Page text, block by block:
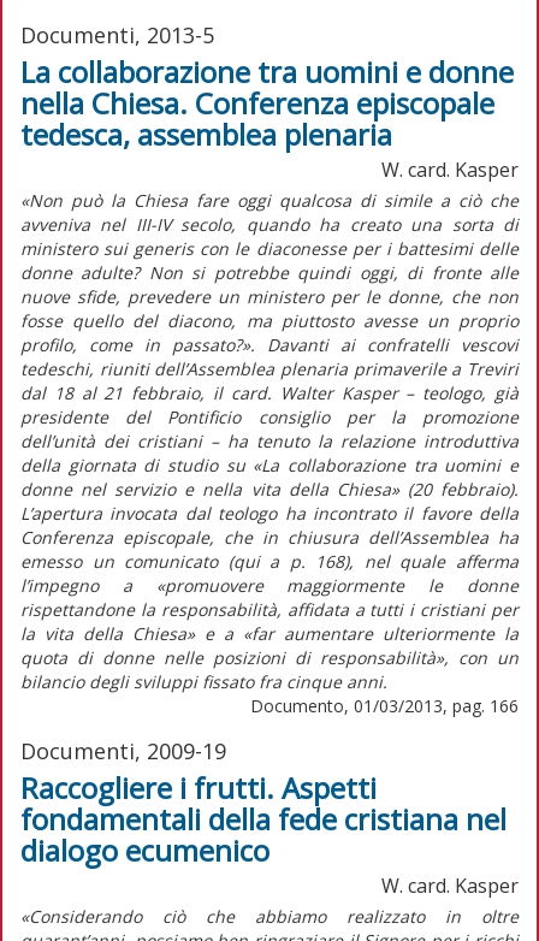
Documenti, 2013-5
La collaborazione tra uomini e donne
nella Chiesa. Conferenza episcopale
tedesca, assemblea plenaria
W. card. Kasper
«Non può la Chiesa fare oggi qualcosa di simile a ciò che
avveniva nel III-IV secolo, quando ha creato una sorta di
ministero sui generis con le diaconesse per i battesimi delle
donne adulte? Non si potrebbe quindi oggi, di fronte alle
nuove sfide, prevedere un ministero per le donne, che non
fosse quello del diacono, ma piuttosto avesse un proprio
profilo, come in passato?». Davanti ai confratelli vescovi
tedeschi, riuniti dell’Assemblea plenaria primaverile a Treviri
dal 18 al 21 febbraio, il card. Walter Kasper – teologo, già
presidente del Pontificio consiglio per la promozione
dell’unità dei cristiani – ha tenuto la relazione introduttiva
della giornata di studio su «La collaborazione tra uomini e
donne nel servizio e nella vita della Chiesa» (20 febbraio).
L’apertura invocata dal teologo ha incontrato il favore della
Conferenza episcopale, che in chiusura dell’Assemblea ha
emesso un comunicato (qui a p. 168), nel quale afferma
l’impegno a «promuovere maggiormente le donne
rispettandone la responsabilità, affidata a tutti i cristiani per
la vita della Chiesa» e a «far aumentare ulteriormente la
quota di donne nelle posizioni di responsabilità», con un
bilancio degli sviluppi fissato fra cinque anni.
Documento, 01/03/2013, pag. 166
Documenti, 2009-19
Raccogliere i frutti. Aspetti
fondamentali della fede cristiana nel
dialogo ecumenico
W. card. Kasper
«Considerando ciò che abbiamo realizzato in oltre